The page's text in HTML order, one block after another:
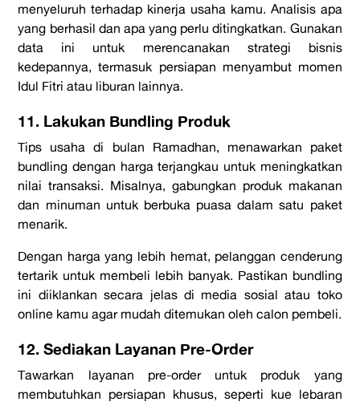
menyeluruh terhadap kinerja usaha kamu. Analisis apa
yang berhasil dan apa yang perlu ditingkatkan. Gunakan
data ini untuk merencanakan strategi bisnis
kedepannya, termasuk persiapan menyambut momen
Idul Fitri atau liburan lainnya.
11. Lakukan Bundling Produk
Tips usaha di bulan Ramadhan, menawarkan paket
bundling dengan harga terjangkau untuk meningkatkan
nilai transaksi. Misalnya, gabungkan produk makanan
dan minuman untuk berbuka puasa dalam satu paket
menarik.
Dengan harga yang lebih hemat, pelanggan cenderung
tertarik untuk membeli lebih banyak. Pastikan bundling
ini diiklankan secara jelas di media sosial atau toko
online kamu agar mudah ditemukan oleh calon pembeli.
12. Sediakan Layanan Pre-Order
Tawarkan layanan pre-order untuk produk yang
membutuhkan persiapan khusus, seperti kue lebaran